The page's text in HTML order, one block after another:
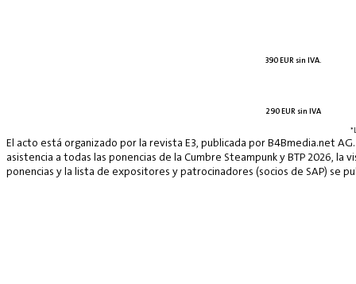
390 EUR sin IVA.
290 EUR sin IVA
El acto está organizado por la revista E3, publicada por B4Bmedia.net
asistencia a todas las ponencias de la Cumbre Steampunk y BTP 2026,
ponencias y la lista de expositores y patrocinadores (socios de SAP) se